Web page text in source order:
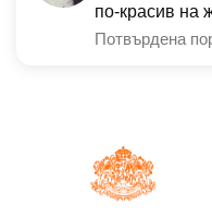
по-красив на
Потвърдена